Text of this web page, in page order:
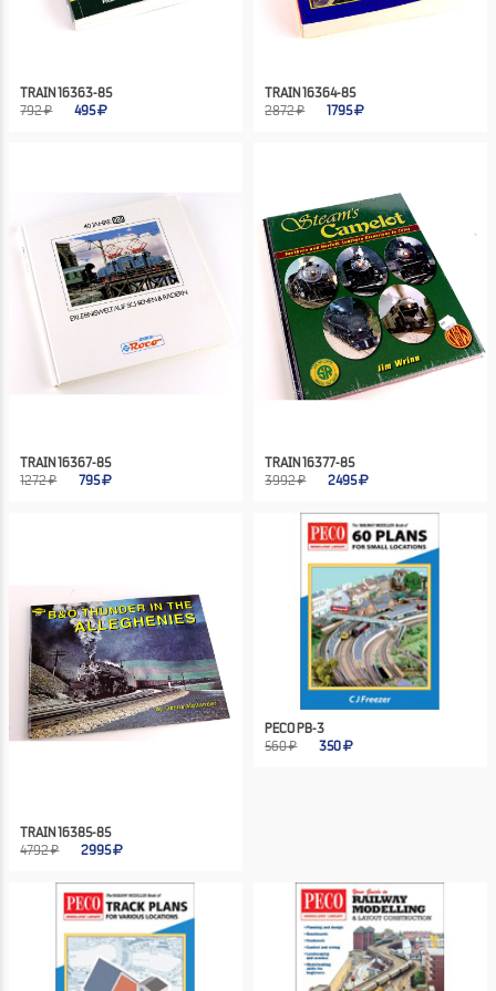
TRAIN 16363-85
792 ₽
495
TRAIN 16364-85
2872 ₽
1795
TRAIN 16367-85
1272 ₽
795
TRAIN 16377-85
3992 ₽
2495
TRAIN 16385-85
4792 ₽
2995
PECO PB-3
560 ₽
350